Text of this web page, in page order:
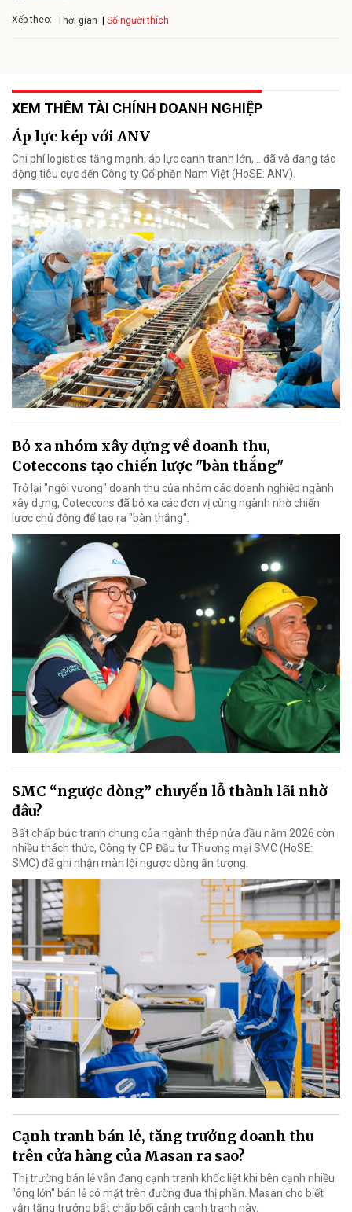
Xếp theo: Thời gian Số người thích
XEM THÊM TÀI CHÍNH DOANH NGHIỆP
Áp lực kép với ANV
Chi phí logistics tăng mạnh, áp lực cạnh tranh lớn,... đã và đang tác
động tiêu cực đến Công ty Cổ phần Nam Việt (HoSE: ANV).
Bỏ xa nhóm xây dựng về doanh thu,
Coteccons tạo chiến lược "bàn thắng"
Trở lại "ngôi vương" doanh thu của nhóm các doanh nghiệp ngành
xây dựng, Coteccons đã bỏ xa các đơn vị cùng ngành nhờ chiến
lược chủ động để tạo ra "bàn thắng".
SMC “ngược dòng” chuyển lỗ thành lãi nhờ
đâu?
Bất chấp bức tranh chung của ngành thép nửa đầu năm 2026 còn
nhiều thách thức, Công ty CP Đầu tư Thương mại SMC (HoSE:
SMC) đã ghi nhận màn lội ngược dòng ấn tượng.
Cạnh tranh bán lẻ, tăng trưởng doanh thu
trên cửa hàng của Masan ra sao?
Thị trường bán lẻ vẫn đang cạnh tranh khốc liệt khi bên cạnh nhiều
"ông lớn" bán lẻ có mặt trên đường đua thị phần. Masan cho biết
vẫn tăng trưởng bất chấp bối cảnh cạnh tranh này.